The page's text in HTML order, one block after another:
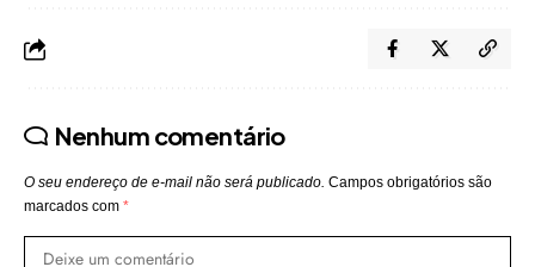
Nenhum comentário
O seu endereço de e-mail não será publicado. Campos obrigatórios são
marcados com *